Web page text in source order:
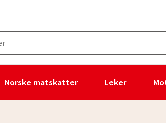
Norske matskatter Leker